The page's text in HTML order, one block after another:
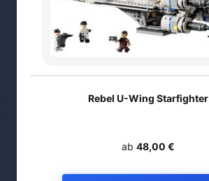
Rebel U-Wing Starfighter
ab 48,00 €